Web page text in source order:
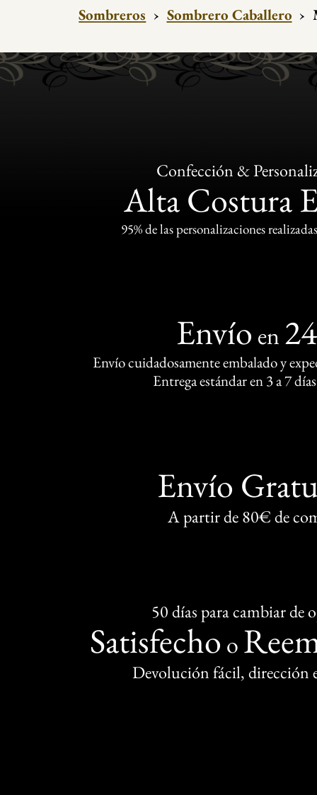
Sombreros › Sombrero Caballero ›
Confección &
Alta Costura
95% de las personalizaciones
Envío en
Envío cuidadosamente embalado y
Entrega estándar en 3 a 7
Envío
A partir de 80€ de
50 días para cambiar de
Satisfecho o
Devolución fácil, dirección